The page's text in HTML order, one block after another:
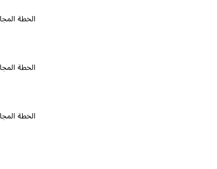
الخطة المجانية ٠
الخطة المجانية ٠
الخطة المجانية ٠